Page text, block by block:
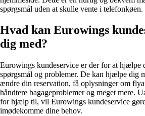
spørgsmål uden at skulle vente i telefonkøen.
Hvad kan Eurowings
dig med?
Eurowings kundeservice er der for at hjælpe
spørgsmål og problemer. De kan hjælpe dig
ændre din reservation, få oplysninger om
håndtere bagageproblemer og meget mere.
for hjælp til, vil Eurowings kundeservice
imødekomme dine behov.